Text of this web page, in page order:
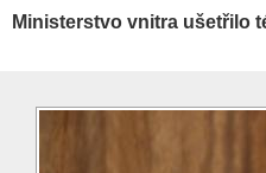
Ministerstvo vnitra ušetřilo